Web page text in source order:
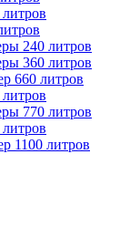
240 литров
360 литров
660 литров
770 литров
1100 литров